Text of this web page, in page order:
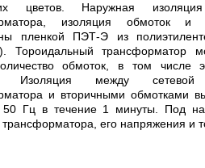
цветов. Наружная изоляция
изоляция обмоток и
пленкой ПЭТ-Э из
Тороидальный трансформатор
обмоток, в том числе
Изоляция между сетевой
и вторичными обмотками
Гц в течение 1 минуты. Под
трансформатора, его напряжения и